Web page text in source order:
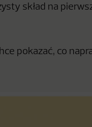
skład na
pokazać, co